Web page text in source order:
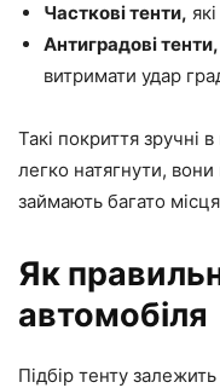
Часткові тенти,
Антиградові тенти,
витримати удар
Такі покриття зручні
легко натягнути,
займають багато
Як
автомобіля
Підбір тенту залежить